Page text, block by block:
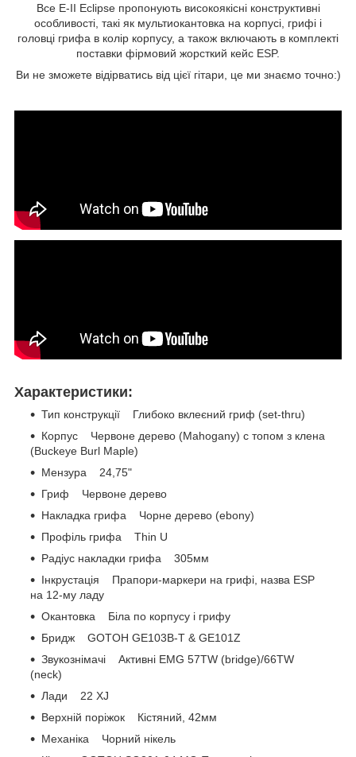
Все E-II Eclipse пропонують високоякісні конструктивні
особливості, такі як мультиокантовка на корпусі, грифі і
головці грифа в колір корпусу, а також включають в комплекті
поставки фірмовий жорсткий кейс ESP.
Ви не зможете відірватись від цієї гітари, це ми знаємо точно:)
Характеристики:
Тип конструкції Глибоко вклеєний гриф (set-thru)
Корпус Червоне дерево (Mahogany) c топом з клена
(Buckeye Burl Maple)
Мензура 24,75"
Гриф Червоне дерево
Накладка грифа Чорне дерево (ebony)
Профіль грифа Thin U
Радіус накладки грифа 305мм
Інкрустація Прапори-маркери на грифі, назва ESP
на 12-му ладу
Окантовка Біла по корпусу і грифу
Бридж GOTOH GE103B-T & GE101Z
Звукознімачі Активні EMG 57TW (bridge)/66TW
(neck)
Лади 22 XJ
Верхній поріжок Кістяний, 42мм
Механіка Чорний нікель